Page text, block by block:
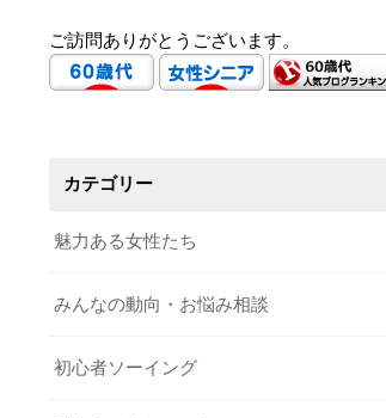
ご訪問ありがとうございます。
カテゴリー
魅力ある女性たち
みんなの動向・お悩み相談
初心者ソーイング